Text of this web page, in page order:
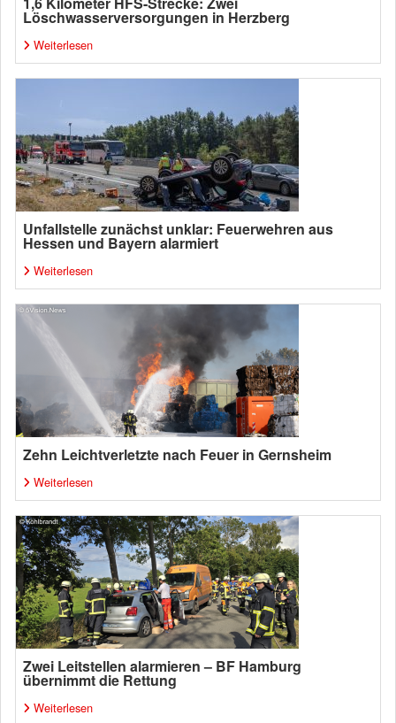
Löschwasserversorgungen in Herzberg
Weiterlesen
Unfallstelle zunächst unklar: Feuerwehren aus
Hessen und Bayern alarmiert
Weiterlesen
Zehn Leichtverletzte nach Feuer in Gernsheim
Weiterlesen
Zwei Leitstellen alarmieren – BF Hamburg
übernimmt die Rettung
Weiterlesen